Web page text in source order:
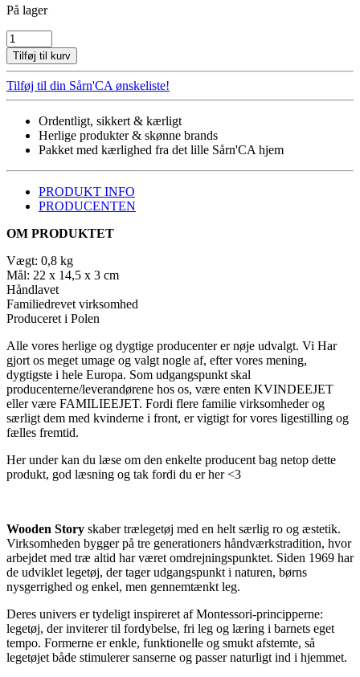
På lager
SANDBAKKE
MED
SKILLEVÆG
antal
Tilføj til kurv
Tilføj til din Sårn'CA ønskeliste!
Ordentligt, sikkert & kærligt
Herlige produkter & skønne brands
Pakket med kærlighed fra det lille Sårn'CA hjem
PRODUKT INFO
PRODUCENTEN
OM PRODUKTET
Vægt: 0,8 kg
Mål: 22 x 14,5 x 3 cm
Håndlavet
Familiedrevet virksomhed
Produceret i Polen
Alle vores herlige og dygtige producenter er nøje udvalgt. Vi Har
gjort os meget umage og valgt nogle af, efter vores mening,
dygtigste i hele Europa. Som udgangspunkt skal
producenterne/leverandørene hos os, være enten KVINDEEJET
eller være FAMILIEEJET. Fordi flere familie virksomheder og
særligt dem med kvinderne i front, er vigtigt for vores ligestilling og
fælles fremtid.
Her under kan du læse om den enkelte producent bag netop dette
produkt, god læsning og tak fordi du er her <3
Wooden Story skaber trælegetøj med en helt særlig ro og æstetik.
Virksomheden bygger på tre generationers håndværkstradition, hvor
arbejdet med træ altid har været omdrejningspunktet. Siden 1969 har
de udviklet legetøj, der tager udgangspunkt i naturen, børns
nysgerrighed og enkel, men gennemtænkt leg.
Deres univers er tydeligt inspireret af Montessori-principperne:
legetøj, der inviterer til fordybelse, fri leg og læring i barnets eget
tempo. Formerne er enkle, funktionelle og smukt afstemte, så
legetøjet både stimulerer sanserne og passer naturligt ind i hjemmet.